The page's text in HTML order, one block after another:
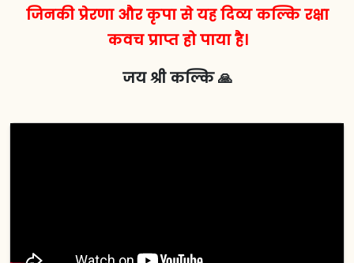
जिनकी प्रेरणा और कृपा से यह दिव्य कल्कि रक्षा
कवच प्राप्त हो पाया है।
जय श्री कल्कि 🙏